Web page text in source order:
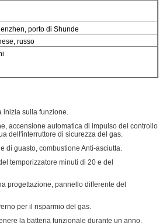
porto di Shunde
russo
inizia sulla funzione.
accensione automatica di impulso del controllo
dell'interruttore di sicurezza del gas.
di guasto, combustione Anti-asciutta.
temporizzatore minuti di 20 e del
progettazione, pannello differente del
per il risparmio del gas.
la batteria funzionale durante un anno.